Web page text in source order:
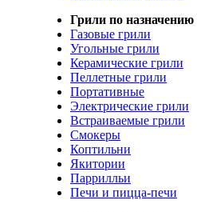
Грили по назначению
Газовые грили
Угольные грили
Керамические грили
Пеллетные грили
Портативные
Электрические грили
Встраиваемые грили
Смокеры
Коптильни
Якитории
Паррилльи
Печи и пицца-печи